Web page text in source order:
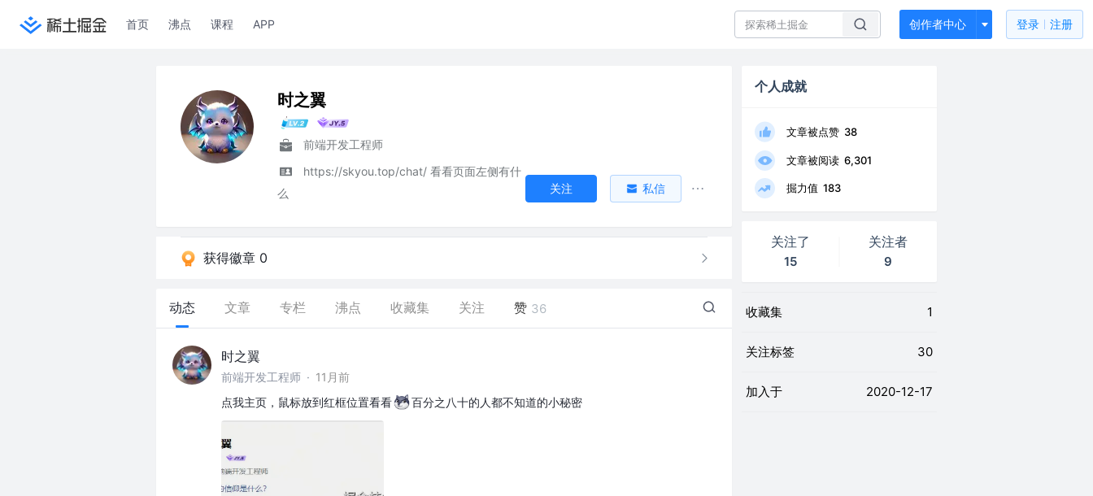
首页 沸点 课程 APP 创作者中心 登录 注册
时之翼
前端开发工程师
https://skyou.top/chat/ 看看页面左侧有什
么
关注 私信
获得徽章 0
动态 文章 专栏 沸点 收藏集 关注 赞 36
时之翼
前端开发工程师 · 11月前
点我主页，鼠标放到红框位置看看
百分之八十的人都不知道的小秘密
个人成就
文章被点赞 38
文章被阅读 6,301
掘力值 183
关注了
15
关注者
9
收藏集 1
关注标签 30
加入于 2020-12-17